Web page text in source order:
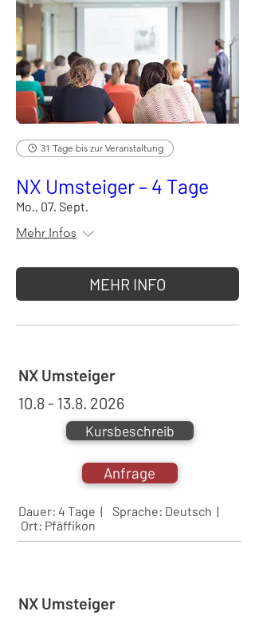
31 Tage bis zur Veranstaltung
NX Umsteiger – 4 Tage
Mo., 07. Sept.
Mehr Infos
MEHR INFO
NX Umsteiger
10.8 - 13.8. 2026
Kursbeschreib
Anfrage
Dauer: 4 Tage | Sprache: Deutsch |
Ort: Pfäffikon
NX Umsteiger